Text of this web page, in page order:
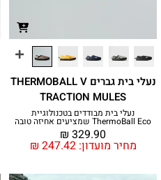
נעלי בית גברים THERMOBALL V
TRACTION MULES
נעלי בית מבודדים בטכנולוגיית
ThermoBall Eco שמציעים אחיזה טובה
מחיר מועדון: ₪ 247.42
₪ 329.90